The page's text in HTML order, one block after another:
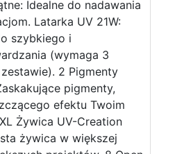
Idealne do nadawania
Latarka UV 21W:
szybkiego i
(wymaga 3
2 Pigmenty
pigmenty,
efektu Twoim
Żywica UV-Creation
żywica w większej